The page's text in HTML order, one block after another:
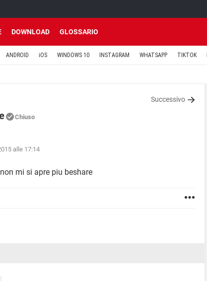
DOWNLOAD GLOSSARIO
ANDROID iOS WINDOWS 10 INSTAGRAM WHATSAPP TIKTOK
Successivo
Chiuso
alle 17:14
mi si apre piu beshare